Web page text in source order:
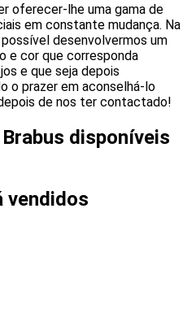
oferecer-lhe uma gama de
em constante mudança. Na
desenvolvermos um
e cor que corresponda
e que seja depois
o prazer em aconselhá-lo
de nos ter contactado!
disponíveis
vendidos